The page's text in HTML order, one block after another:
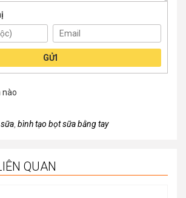
GỬI
nào
bình tạo bọt sữa bằng tay
QUAN